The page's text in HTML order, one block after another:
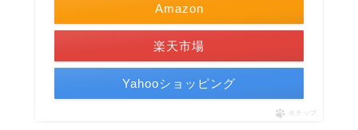
Amazon
楽天市場
Yahooショッピング
ポチップ